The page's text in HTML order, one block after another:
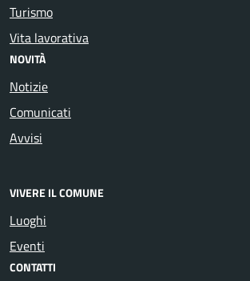
Turismo
Vita lavorativa
NOVITÀ
Notizie
Comunicati
Avvisi
VIVERE IL COMUNE
Luoghi
Eventi
CONTATTI